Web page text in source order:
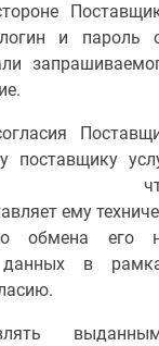
и пароль
поставщику
ему
обмена его
в